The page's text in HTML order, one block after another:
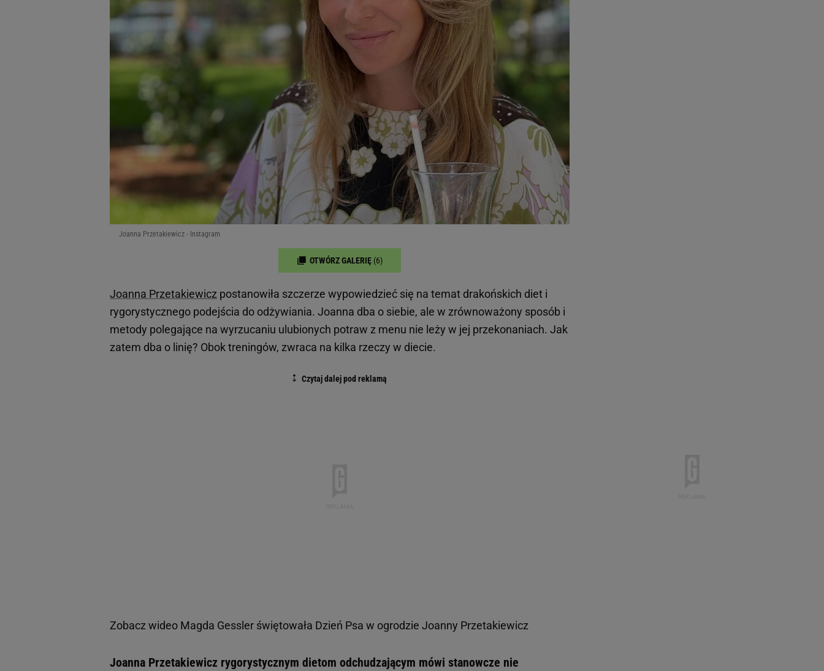
Joanna Przetakiewicz - Instagram
OTWÓRZ GALERIĘ (6)
Joanna Przetakiewicz postanowiła szczerze wypowiedzieć się na temat drakońskich diet i
rygorystycznego podejścia do odżywiania. Joanna dba o siebie, ale w zrównoważony sposób i
metody polegające na wyrzucaniu ulubionych potraw z menu nie leży w jej przekonaniach. Jak
zatem dba o linię? Obok treningów, zwraca na kilka rzeczy w diecie.
Zobacz wideo Magda Gessler świętowała Dzień Psa w ogrodzie Joanny Przetakiewicz
Joanna Przetakiewicz rygorystycznym dietom odchudzającym mówi stanowcze nie